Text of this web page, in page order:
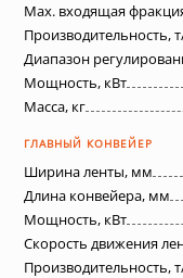
Max. входящая
Производительность,
Диапазон
Мощность, кВт
Масса, кг
ГЛАВНЫЙ КОНВЕЙЕР
Ширина ленты, мм
Длина конвейера, мм
Мощность, кВт
Скорость движения
Производительность,